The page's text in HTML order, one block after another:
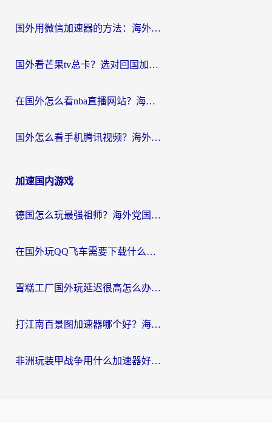
国外用微信加速器的方法：海外党无缝连接国内生活的实用指南
国外看芒果tv总卡？选对回国加速器，轻松追《浪姐》不费劲
在国外怎么看nba直播网站？海外党专属体育观赛指南，告别地区限制！
国外怎么看手机腾讯视频？海外党亲测有效的追剧加速器选择指南
加速国内游戏
德国怎么玩最强祖师？海外党国服游戏加速器选择全攻略（附宝可梦Online实测）
在国外玩QQ飞车需要下载什么加速器呢？海外党亲测有效的国服游戏加速指南
雪糕工厂国外玩延迟很高怎么办？海外玩家国服游戏加速终极攻略（附实测推荐）
打江南百景图加速器哪个好？海外党踩坑N次后，终于找到不卡的秘诀
非洲玩装甲战争用什么加速器好？海外党亲测有效的国服游戏加速方案